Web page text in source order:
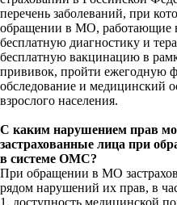
перечень заболеваний, при
обращении в МО, работающие
бесплатную диагностику и
бесплатную вакцинацию в
прививок, пройти ежегодную
обследование и медицинский
взрослого населения.
С каким нарушением прав
застрахованные лица при
в системе ОМС?
При обращении в МО
рядом нарушений их прав, в
1. доступность медицинской